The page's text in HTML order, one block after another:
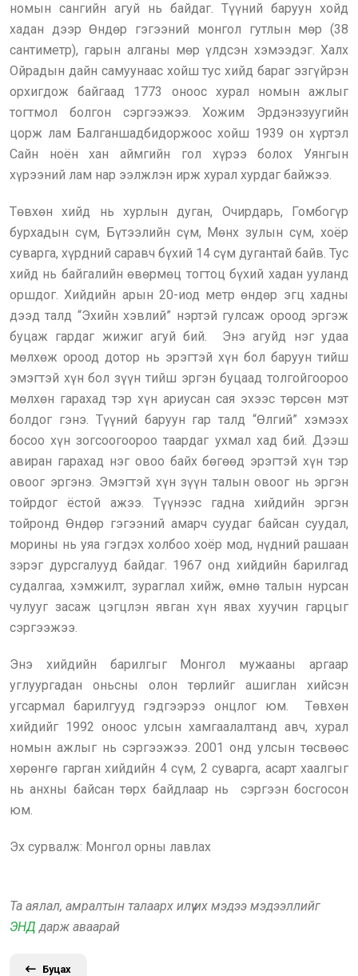
номын сангийн агуй нь байдаг. Түүний баруун хойд
хадан дээр Өндөр гэгээний монгол гутлын мөр (38
сантиметр), гарын алганы мөр үлдсэн хэмээдэг. Халх
Ойрадын дайн самуунаас хойш тус хийд бараг эзгүйрэн
орхигдож байгаад 1773 оноос хурал номын ажлыг
тогтмол болгон сэргээжээ. Хожим Эрдэнэзуугийн
цорж лам Балганшадбидоржоос хойш 1939 он хүртэл
Сайн ноён хан аймгийн гол хүрээ болох Уянгын
хүрээний лам нар ээлжлэн ирж хурал хурдаг байжээ.
Төвхөн хийд нь хурлын дуган, Очирдарь, Гомбогүр
бурхадын сүм, Бүтээлийн сүм, Мөнх зулын сүм, хоёр
суварга, хүрдний саравч бүхий 14 сүм дугантай байв. Тус
хийд нь байгалийн өвөрмөц тогтоц бүхий хадан ууланд
оршдог. Хийдийн арын 20-иод метр өндөр эгц хадны
дээд талд “Эхийн хэвлий” нэртэй гулсаж ороод эргэж
буцаж гардаг жижиг агуй бий. Энэ агуйд нэг удаа
мөлхөж ороод дотор нь эрэгтэй хүн бол баруун тийш
эмэгтэй хүн бол зүүн тийш эргэн буцаад толгойгоороо
мөлхөн гарахад тэр хүн ариусан сая эхээс төрсөн мэт
болдог гэнэ. Түүний баруун гар талд “Өлгий” хэмээх
босоо хүн зогсоогоороо таардаг ухмал хад бий. Дээш
авиран гарахад нэг овоо байх бөгөөд эрэгтэй хүн тэр
овоог эргэнэ. Эмэгтэй хүн зүүн талын овоог нь эргэн
тойрдог ёстой ажээ. Түүнээс гадна хийдийн эргэн
тойронд Өндөр гэгээний амарч суудаг байсан суудал,
морины нь уяа гэгдэх холбоо хоёр мод, нүдний рашаан
зэрэг дурсгалууд байдаг. 1967 онд хийдийн барилгад
судалгаа, хэмжилт, зураглал хийж, өмнө талын нурсан
чулууг засаж цэгцлэн явган хүн явах хуучин гарцыг
сэргээжээ.
Энэ хийдийн барилгыг Монгол мужааны аргаар
углуургадан оньсны олон төрлийг ашиглан хийсэн
угсармал барилгууд гэдгээрээ онцлог юм. Төвхөн
хийдийг 1992 оноос улсын хамгаалалтанд авч, хурал
номын ажлыг нь сэргээжээ. 2001 онд улсын төсвөөс
хөрөнгө гарган хийдийн 4 сүм, 2 суварга, асарт хаалгыг
нь анхны байсан төрх байдлаар нь сэргээн босгосон
юм.
Эх сурвалж: Монгол орны лавлах
Та аялал, амралтын талаарх илүү их мэдээ мэдээллийг
ЭНД дарж аваарай
Буцах